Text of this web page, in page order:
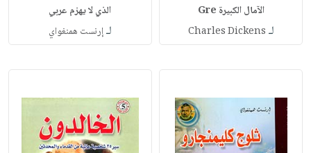
الآمال الكبيرة Gre
لـ Charles Dickens
الذي لا يهزم عربي
لـإرنست همنغواي